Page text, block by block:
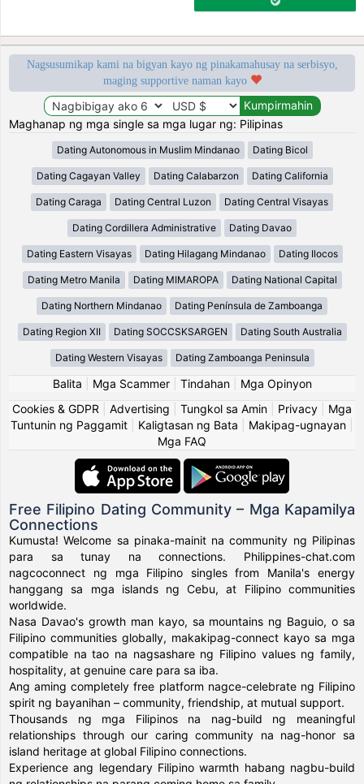
Nagsusumikap kami na bigyan kayo ng pinakamahusay na serbisyo,
maging supportive naman kayo
Maghanap ng mga single sa mga lugar ng: Pilipinas
Dating Autonomous in Muslim Mindanao Dating Bicol
Dating Cagayan Valley Dating Calabarzon Dating California
Dating Caraga Dating Central Luzon Dating Central Visayas
Dating Cordillera Administrative Dating Davao
Dating Eastern Visayas Dating Hilagang Mindanao Dating Ilocos
Dating Metro Manila Dating MIMAROPA Dating National Capital
Dating Northern Mindanao Dating Península de Zamboanga
Dating Region XII Dating SOCCSKSARGEN Dating South Australia
Dating Western Visayas Dating Zamboanga Peninsula
Balita Mga Scammer| Tindahan| Mga Opinyon
Cookies & GDPR
Advertising Tungkol sa Amin Privacy
Mga
Tuntunin ng Paggamit
Kaligtasan ng Bata Makipag-ugnayan
Mga FAQ
Free Filipino Dating Community – Mga Kapamilya
Connections
Kumusta! Welcome sa pinaka-mainit na community ng Pilipinas
para sa tunay na connections. Philippines-chat.com
nagcoconnect ng mga Filipino singles from Manila's energy
hanggang sa mga islands ng Cebu, at Filipino communities
worldwide.
Nasa Davao's growth man kayo, sa mountains ng Baguio, o sa
Filipino communities globally, makakipag-connect kayo sa mga
compatible na tao na nagsashare ng Filipino values ng family,
hospitality, at genuine care para sa iba.
Ang aming completely free platform nagce-celebrate ng Filipino
spirit ng bayanihan – community, friendship, at mutual support.
Thousands ng mga Filipinos na nag-build ng meaningful
relationships through our caring community na nag-honor sa
island heritage at global Filipino connections.
Experience ang legendary Filipino warmth habang nagbu-build